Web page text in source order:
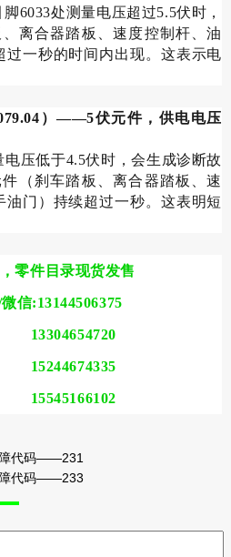
脚6033处测量电压超过5.5伏时，
离合器踏板、速度控制杆、油
过一秒的时间内出现。这表示电
）——5伏元件，供电电压
电压低于4.5伏时，会生成诊断故
（刹车踏板、离合器踏板、速
油门）持续超过一秒。这表明短
零件目录现货发售
信:13144506375
障代码——231
障代码——233